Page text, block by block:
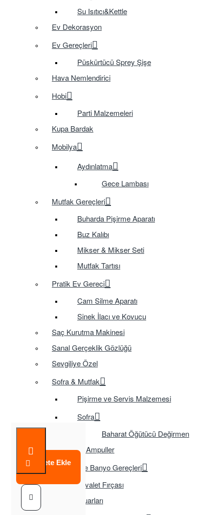
Su Isıtıcı&Kettle
Ev Dekorasyon
Ev Gereçleri
Püskürtücü Sprey Şişe
Hava Nemlendirici
Hobi
Parti Malzemeleri
Kupa Bardak
Mobilya
Aydınlatma
Gece Lambası
Mutfak Gereçleri
Buharda Pişirme Aparatı
Buz Kalıbı
Mikser & Mikser Seti
Mutfak Tartısı
Pratik Ev Gereci
Cam Silme Aparatı
Sinek İlacı ve Kovucu
Saç Kurutma Makinesi
Sanal Gerçeklik Gözlüğü
Sevgiliye Özel
Sofra & Mutfak
Pişirme ve Servis Malzemesi
Sofra
Baharat Öğütücü Değirmen
Tasarruflu Ampuller
Temizlik ve Banyo Gereçleri
Tuvalet Fırçası
TV Aksesuarları
Sepete Ekle